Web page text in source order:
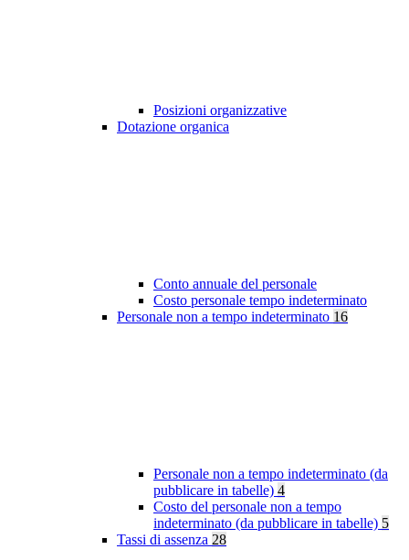
Posizioni organizzative
Dotazione organica
Conto annuale del personale
Costo personale tempo indeterminato
Personale non a tempo indeterminato 16
Personale non a tempo indeterminato (da
pubblicare in tabelle) 4
Costo del personale non a tempo
indeterminato (da pubblicare in tabelle) 5
Tassi di assenza 28